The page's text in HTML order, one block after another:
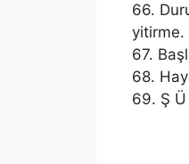
66.
yitirme.
67.
68.
69. Ş